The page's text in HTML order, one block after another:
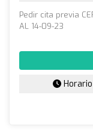
Pedir cita previa
AL 14-09-23
Horario